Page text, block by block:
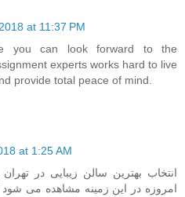
at 11:37 PM
you can look forward to the
experts works hard to live
provide total peace of mind.
at 1:25 AM
انتخاب بهترین سالن زیبایی در تهران
امروزه در این زمینه مشاهده می